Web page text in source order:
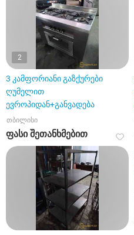
2
3 კამფორიანი გაზქურები
ღუმელით
ევროპიდან+განვადება
თბილისი
ფასი შეთანხმებით